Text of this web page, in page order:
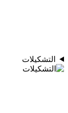
التشكيلات